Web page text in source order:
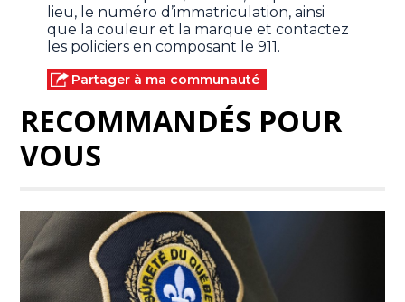
lieu, le numéro d’immatriculation, ainsi
que la couleur et la marque et contactez
les policiers en composant le 911.
Partager à ma communauté
RECOMMANDÉS POUR
VOUS